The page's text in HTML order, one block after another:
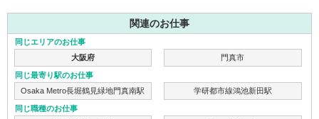
関連のお仕事
同じエリアのお仕事
大阪府
門真市
同じ最寄り駅のお仕事
Osaka Metro長堀鶴見緑地門真南駅
学研都市線鴻池新田駅
同じ職種のお仕事